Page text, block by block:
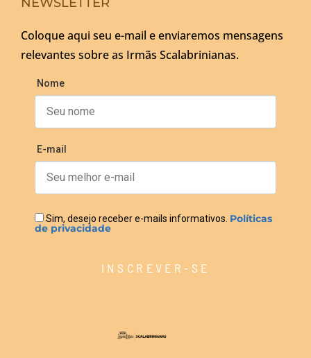
Coloque aqui seu e-mail e enviaremos mensagens
relevantes sobre as Irmãs Scalabrinianas.
Nome
E-mail
Sim, desejo receber e-mails informativos. Políticas
de privacidade
INSCREVER-SE